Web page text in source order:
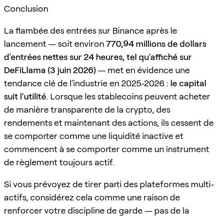
Conclusion
La flambée des entrées sur Binance après le
lancement — soit environ770,94 millions de dollars
d'entrées nettes sur 24 heures, tel qu'affiché sur
DeFiLlama (3 juin 2026)— met en évidence une
tendance clé de l'industrie en 2025-2026 : le capital
suit l'utilité. Lorsque les stablecoins peuvent acheter
de manière transparente de la crypto, des
rendements et maintenant des actions, ils cessent de
se comporter comme une liquidité inactive et
commencent à se comporter comme un instrument
de règlement toujours actif.
Si vous prévoyez de tirer parti des plateformes multi-
actifs, considérez cela comme une raison de
renforcer votre discipline de garde — pas de la